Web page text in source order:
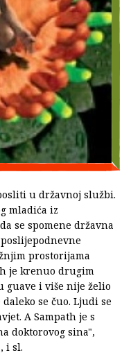
u državnoj službi.
mladića iz
se spomene državna
prostorijama
je krenuo drugim
guave i više nije želio
se čuo. Ljudi se
A Sampath je s
doktorovog sina",
i sl.